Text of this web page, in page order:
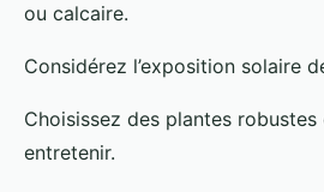
ou calcaire.
Considérez l’exposition solaire
Choisissez des plantes
entretenir.